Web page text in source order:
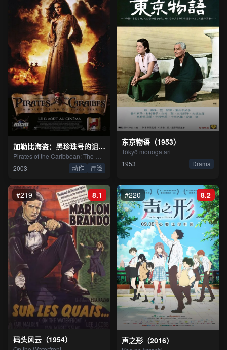
加勒比海盗：黑珍珠号的诅咒（2003）
Pirates of the Caribbean: The Curse of the Black Pearl
2003
动作 冒险
东京物语（1953）
Tôkyô monogatari
1953
Drama
8.1
#219
码头风云（1954）
8.2
#220
声之形（2016）